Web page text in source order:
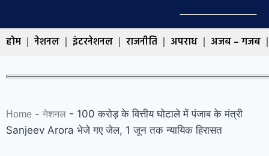
होम नेशनल इंटरनेशनल राजनीति अपराध अजब – गजब
Home - नेशनल - 100 करोड़ के वित्तीय घोटाले में पंजाब के मंत्री
Sanjeev Arora भेजे गए जेल, 1 जून तक न्यायिक हिरासत